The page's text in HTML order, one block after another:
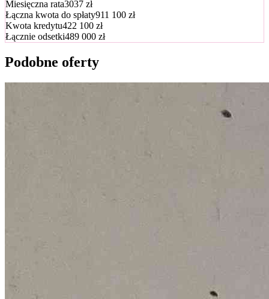
Miesięczna rata3037 zł
Łączna kwota do spłaty911 100 zł
Kwota kredytu422 100 zł
Łącznie odsetki489 000 zł
Podobne oferty